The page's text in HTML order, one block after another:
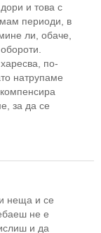
и това с
периоди, в
ли, обаче,
по-
натрупаме
за да се
неща и се
не е
и да